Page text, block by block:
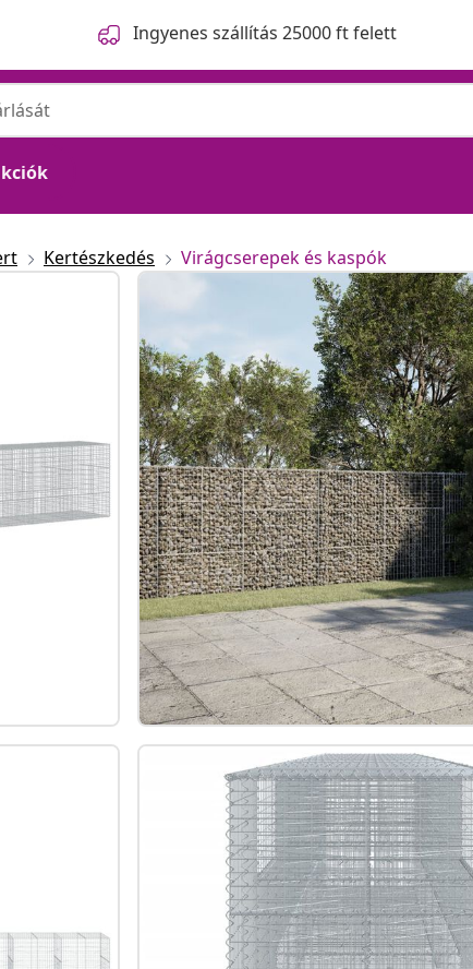
Ingyenes szállítás 25000 ft felett
Kertészkedés Virágcserepek és kaspók